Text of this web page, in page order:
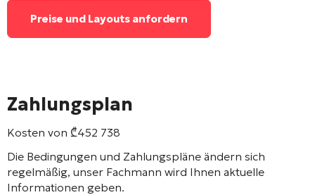
Preise und Layouts anfordern
Zahlungsplan
Kosten von ₾452 738
Die Bedingungen und Zahlungspläne ändern sich
regelmäßig, unser Fachmann wird Ihnen aktuelle
Informationen geben.